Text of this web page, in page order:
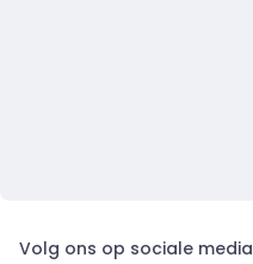
Volg ons op sociale media